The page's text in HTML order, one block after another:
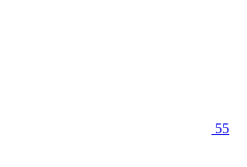
55